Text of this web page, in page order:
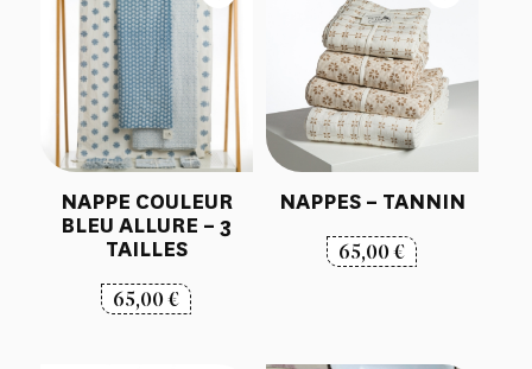
NAPPE COULEUR
BLEU ALLURE – 3
TAILLES
65,00€
NAPPES – TANNIN
65,00€